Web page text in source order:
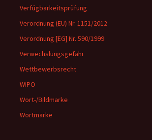
Verfügbarkeitsprüfung
Verordnung (EU) Nr. 1151/2012
Verordnung [EG] Nr. 590/1999
Verwechslungsgefahr
Wettbewerbsrecht
WIPO
Wort-/Bildmarke
Wortmarke